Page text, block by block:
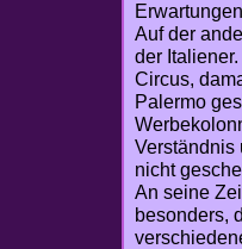
Auf der
der
Circus,
Palermo
Verständnis
nicht
An seine
besonders,